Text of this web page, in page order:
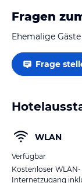
Fragen
Ehemalige
Frage
WLAN
Verfügbar
Kostenloser WLAN-
Internetzugang